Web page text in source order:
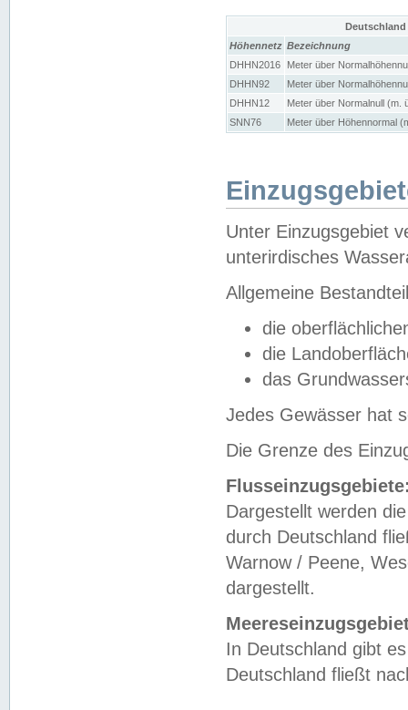
Höhennetz Bezeichnung
DHHN2016
Meter über
DHHN92
Meter über
DHHN12
Meter über Normalnull (m.
SNN76
Meter über Höhennormal
Unter Einzugsgebiet
unterirdisches
Allgemeine
die
die
das
Jedes Gewässer hat
Die Grenze des
Dargestellt werden
durch Deutschland
Warnow / Peene,
dargestellt.
In Deutschland gibt
Deutschland fließt